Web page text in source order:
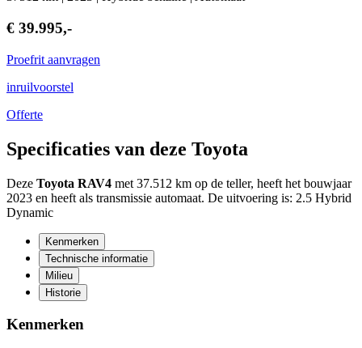
€ 39.995,-
Proefrit aanvragen
inruilvoorstel
Offerte
Specificaties van deze Toyota
Deze Toyota RAV4 met 37.512 km op de teller, heeft het bouwjaar
2023 en heeft als transmissie automaat. De uitvoering is: 2.5 Hybrid
Dynamic
Kenmerken
Technische informatie
Milieu
Historie
Kenmerken